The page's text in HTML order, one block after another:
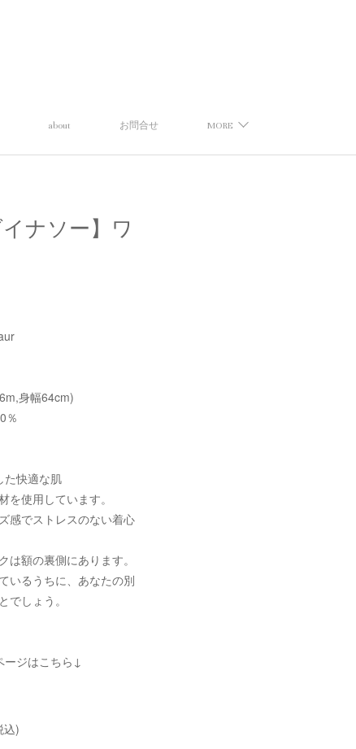
about お問合せ MORE
イナソー】ワ
身幅64cm)
％
た快適な肌
を使用しています。
感でストレスのない着心
は額の裏側にあります。
いるうちに、あなたの別
でしょう。
ージはこちら↓
込)